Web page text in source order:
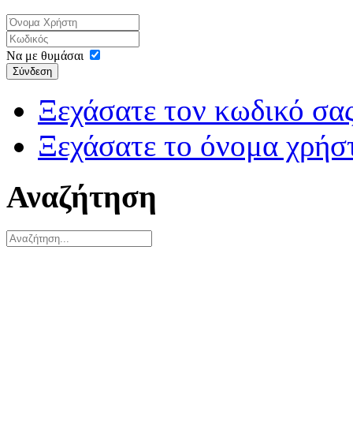
Να με θυμάσαι
Σύνδεση
Ξεχάσατε τον κωδικό
Ξεχάσατε το όνομα
Αναζήτηση